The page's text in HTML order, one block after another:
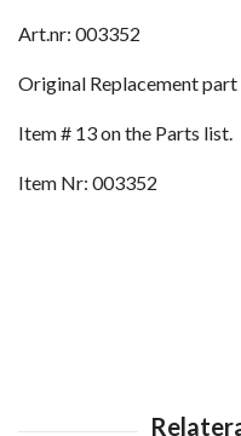
Art.nr: 003352
Original Replacement
Item # 13 on the Parts list.
Item Nr: 003352